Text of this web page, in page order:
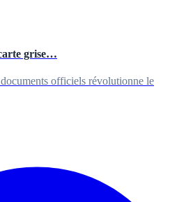
grise…
officiels révolutionne le